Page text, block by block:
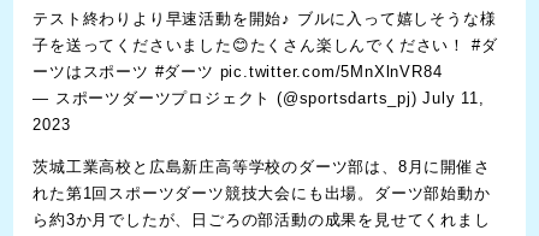
テスト終わりより早速活動を開始♪ ブルに入って嬉しそうな様
子を送ってくださいました😊たくさん楽しんでください！ #ダ
ーツはスポーツ #ダーツ pic.twitter.com/5MnXlnVR84
— スポーツダーツプロジェクト (@sportsdarts_pj)July 11,
2023
茨城工業高校と広島新庄高等学校のダーツ部は、8月に開催さ
れた第1回スポーツダーツ競技大会にも出場。ダーツ部始動か
ら約3か月でしたが、日ごろの部活動の成果を見せてくれまし